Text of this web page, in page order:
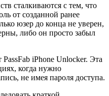
сталкиваются с тем, что
от созданной ранее
юзер до конца не уверен,
либо он просто забыл
iPhone Unlocker. Эта
когда нужно
не имея пароля доступа.